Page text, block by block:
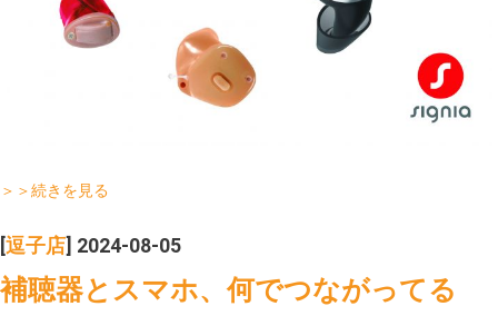
＞＞続きを見る
[逗子店] 2024-08-05
補聴器とスマホ、何でつながってる